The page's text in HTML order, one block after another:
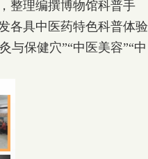
整理编撰博物馆科普手
各具中医药特色科普体验
与保健穴”“中医美容”“中